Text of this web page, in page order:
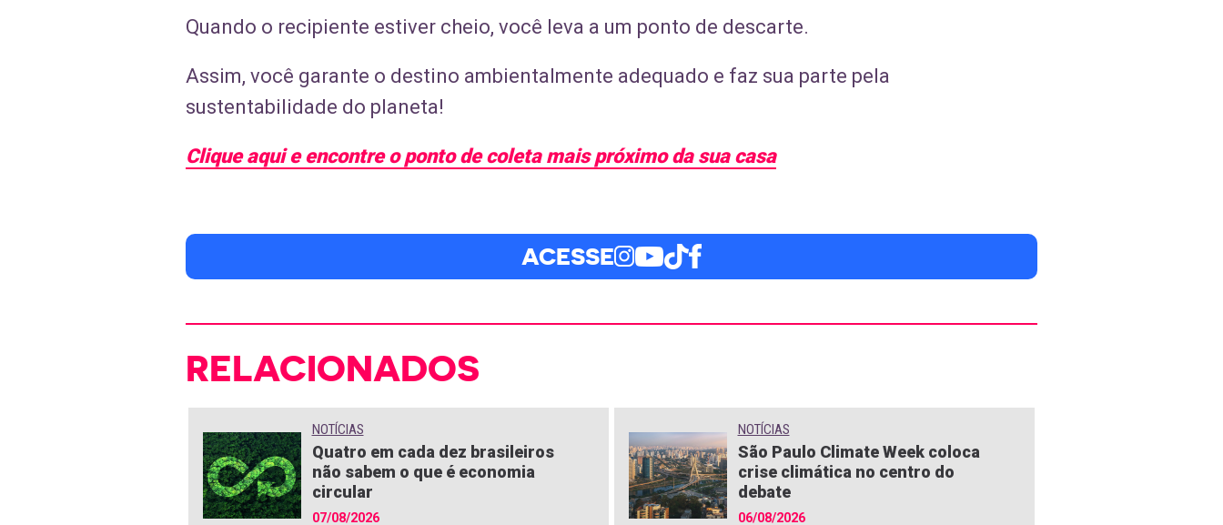
Quando o recipiente estiver cheio, você leva a um ponto de descarte.
Assim, você garante o destino ambientalmente adequado e faz sua parte pela
sustentabilidade do planeta!
Clique aqui e encontre o ponto de coleta mais próximo da sua casa
ACESSE
RELACIONADOS
NOTÍCIAS
Quatro em cada dez brasileiros
não sabem o que é economia
circular
07/08/2026
NOTÍCIAS
São Paulo Climate Week coloca
crise climática no centro do
debate
06/08/2026